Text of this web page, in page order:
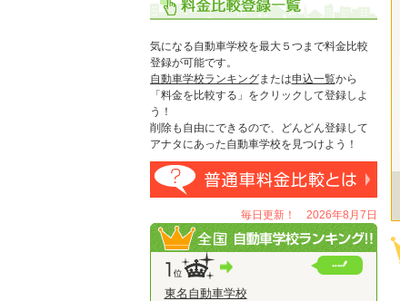
気になる自動車学校を最大５つまで料金比較
登録が可能です。
自動車学校ランキングまたは申込一覧から
「料金を比較する」をクリックして登録しよ
う！
削除も自由にできるので、どんどん登録して
アナタにあった自動車学校を見つけよう！
毎日更新！ 2026年8月7日
東名自動車学校